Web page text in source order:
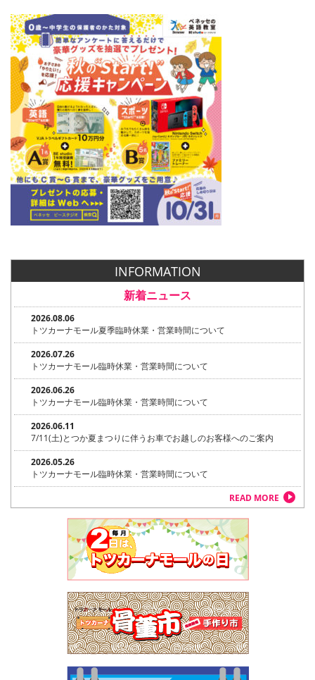
INFORMATION
新着ニュース
2026.08.06
トツカーナモール夏季臨時休業・営業時間について
2026.07.26
トツカーナモール臨時休業・営業時間について
2026.06.26
トツカーナモール臨時休業・営業時間について
2026.06.11
7/11(土)とつか夏まつりに伴うお車でお越しのお客様へのご案内
2026.05.26
トツカーナモール臨時休業・営業時間について
READ MORE